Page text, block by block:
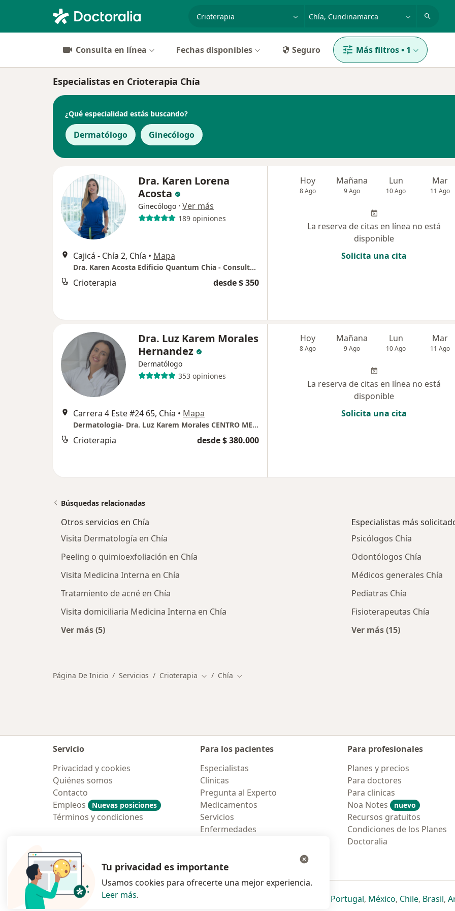
especialidad, enfermedad o nombrep. ej. Bogotá
Consulta en línea Fechas disponibles Seguro Más filtros• 1
Especialistas en Crioterapia Chía
¿Qué especialidad estás buscando?
Dermatólogo Ginecólogo
Dra. Karen Lorena
Acosta
Ginecólogo · Ver más
189 opiniones
Cajicá - Chía 2, Chía • Mapa
Dra. Karen Acosta Edificio Quantum Chia - Consultorio 506
Crioterapia desde $ 350
Hoy
8 Ago
Mañana
9 Ago
Lun
10 Ago
Mar
11 Ago
La reserva de citas en línea no está
disponible
Solicita una cita
Dra. Luz Karem Morales
Hernandez
Dermatólogo
353 opiniones
Carrera 4 Este #24 65, Chía • Mapa
Dermatologia- Dra. Luz Karem Morales CENTRO MEDICO VITA Consultorio 505
Crioterapia desde $ 380.000
Hoy
8 Ago
Mañana
9 Ago
Lun
10 Ago
Mar
11 Ago
La reserva de citas en línea no está
disponible
Solicita una cita
Búsquedas relacionadas
Otros servicios en Chía
Visita Dermatología en Chía
Peeling o quimioexfoliación en Chía
Visita Medicina Interna en Chía
Tratamiento de acné en Chía
Visita domiciliaria Medicina Interna en Chía
Ver más (5)
Especialistas más
Psicólogos Chía
Odontólogos Chía
Médicos generales Chía
Pediatras Chía
Fisioterapeutas Chía
Ver más (15)
Página De Inicio Servicios Crioterapia Cambiar de ciudad
Chía Cambiar de ciudad
Servicio
Privacidad y cookies
Quiénes somos
Contacto
Empleos
Nuevas posiciones
Términos y condiciones
Para los pacientes
Especialistas
Clínicas
Pregunta al Experto
Medicamentos
Servicios
Enfermedades
Para profesionales
Planes y precios
Para doctores
Para clinicas
Noa Notes
nuevo
Recursos gratuitos
Condiciones de los Planes
Doctoralia
Polska se abre en una nueva pestaña
se abre en una nueva pestaña
se abre en una nueva pestaña
se abre en una nueva pestaña
Portugalse abre en una nueva
, Méxicose abre en una
, Chilese abre
, Brasilse
,
Tu privacidad es importante
Usamos cookies para ofrecerte una mejor experiencia.
Leer más.